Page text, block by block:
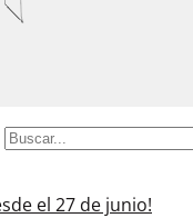
el 27 de junio!